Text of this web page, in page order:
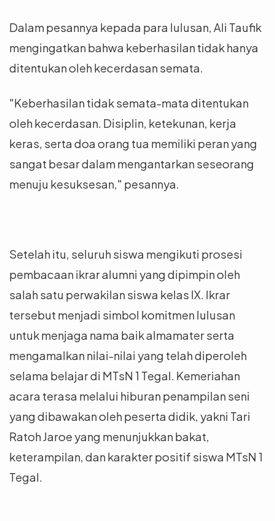
Dalam pesannya kepada para lulusan, Ali Taufik
mengingatkan bahwa keberhasilan tidak hanya
ditentukan oleh kecerdasan semata.
"Keberhasilan tidak semata-mata ditentukan
oleh kecerdasan. Disiplin, ketekunan, kerja
keras, serta doa orang tua memiliki peran yang
sangat besar dalam mengantarkan seseorang
menuju kesuksesan," pesannya.
Setelah itu, seluruh siswa mengikuti prosesi
pembacaan ikrar alumni yang dipimpin oleh
salah satu perwakilan siswa kelas IX. Ikrar
tersebut menjadi simbol komitmen lulusan
untuk menjaga nama baik almamater serta
mengamalkan nilai-nilai yang telah diperoleh
selama belajar di MTsN 1 Tegal. Kemeriahan
acara terasa melalui hiburan penampilan seni
yang dibawakan oleh peserta didik, yakni Tari
Ratoh Jaroe yang menunjukkan bakat,
keterampilan, dan karakter positif siswa MTsN 1
Tegal.